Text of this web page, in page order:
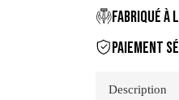
FABRIQUÉ À
PAIEMENT
Description